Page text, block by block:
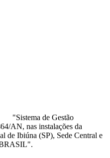
"Sistema de Gestão
AN, nas instalações da
de Ibiúna (SP), Sede Central e